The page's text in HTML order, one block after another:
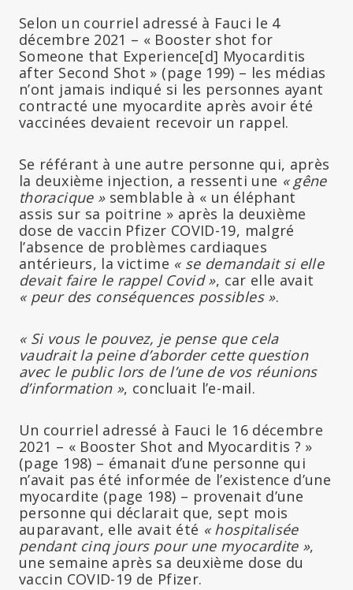
Selon un courriel adressé à Fauci le 4
décembre 2021 – « Booster shot for
Someone that Experience[d] Myocarditis
after Second Shot » (page 199) – les médias
n’ont jamais indiqué si les personnes ayant
contracté une myocardite après avoir été
vaccinées devaient recevoir un rappel.
Se référant à une autre personne qui, après
la deuxième injection, a ressenti une « gêne
thoracique » semblable à « un éléphant
assis sur sa poitrine » après la deuxième
dose de vaccin Pfizer COVID-19, malgré
l’absence de problèmes cardiaques
antérieurs, la victime « se demandait si elle
devait faire le rappel Covid », car elle avait
« peur des conséquences possibles ».
« Si vous le pouvez, je pense que cela
vaudrait la peine d’aborder cette question
avec le public lors de l’une de vos réunions
d’information », concluait l’e-mail.
Un courriel adressé à Fauci le 16 décembre
2021 – « Booster Shot and Myocarditis ? »
(page 198) – émanait d’une personne qui
n’avait pas été informée de l’existence d’une
myocardite (page 198) – provenait d’une
personne qui déclarait que, sept mois
auparavant, elle avait été « hospitalisée
pendant cinq jours pour une myocardite »,
une semaine après sa deuxième dose du
vaccin COVID-19 de Pfizer.